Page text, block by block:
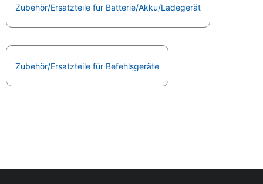
Zubehör/Ersatzteile für Batterie/Akku/Ladegerät
Zubehör/Ersatzteile für Befehlsgeräte